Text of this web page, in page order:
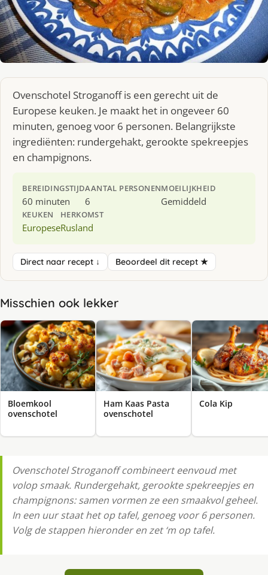
Ovenschotel Stroganoff is een gerecht uit de
Europese keuken. Je maakt het in ongeveer 60
minuten, genoeg voor 6 personen. Belangrijkste
ingrediënten: rundergehakt, gerookte spekreepjes
en champignons.
BEREIDINGSTIJD
60 minuten
AANTAL PERSONEN
6
MOEILIJKHEID
Gemiddeld
KEUKEN
Europese
HERKOMST
Rusland
Direct naar recept ↓ Beoordeel dit recept ★
Misschien ook lekker
Bloemkool
ovenschotel
Ham Kaas Pasta
ovenschotel
Cola Kip
Ovenschotel Stroganoff combineert eenvoud met
volop smaak. Rundergehakt, gerookte spekreepjes en
champignons: samen vormen ze een smaakvol geheel.
In een uur staat het op tafel, genoeg voor 6 personen.
Volg de stappen hieronder en zet ‘m op tafel.